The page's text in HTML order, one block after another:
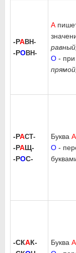
-РАВН-
-РОВН-
А
О - при
-РАСТ-
-РАЩ-
-РОС-
Буква А
О -
-СКАК-
Буква А